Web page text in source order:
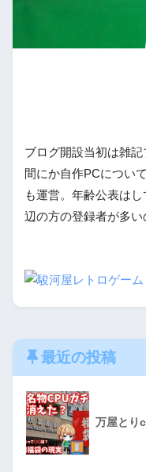
ブログ開設当初は雑
間にか自作PCについ
も運営。年齢公表は
辺の方の登録者が多い
最近の投稿
万屋とり